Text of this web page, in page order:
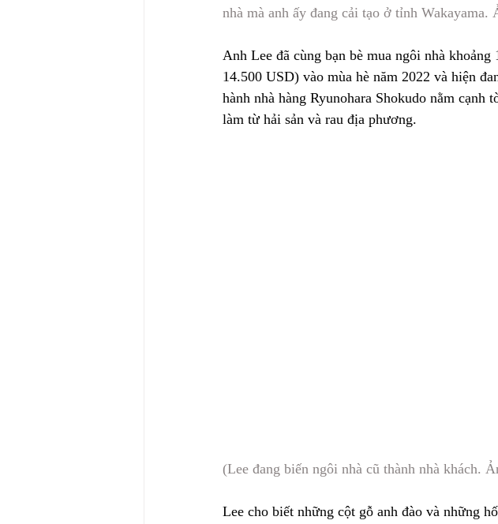
nhà mà anh ấy đang cải tạo ở tỉnh Wakayama.
Anh Lee đã cùng bạn bè mua ngôi nhà
14.500 USD) vào mùa hè năm 2022 và hiện
hành nhà hàng Ryunohara Shokudo nằm cạnh
làm từ hải sản và rau địa phương.
(Lee đang biến ngôi nhà cũ thành nhà khách.
Lee cho biết những cột gỗ anh đào và những